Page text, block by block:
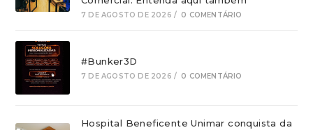
7 DE AGOSTO DE 2026 / 0 COMENTÁRIO
#Bunker3D
7 DE AGOSTO DE 2026 / 0 COMENTÁRIO
Hospital Beneficente Unimar conquista da